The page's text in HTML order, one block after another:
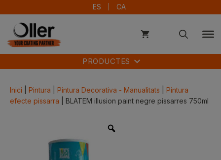
contingut
ES CA
PRODUCTES
Inici Pintura Pintura Decorativa - Manualitats
Pintura
efecte pissarra | BLATEM illusion paint negre pissarres 750ml